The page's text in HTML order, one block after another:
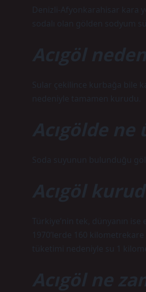
Denizli-Afyonkarahisar kara
sodalı olan gölden sodyum
Acıgöl
Sular çekilince kurbağa bile
nedeniyle tamamen kurudu.
Acıgölde
Soda suyunun bulunduğu
Acıgöl
Türkiye’nin tek, dünyanın
1970’lerde 160
tüketimi nedeniyle su 1
Acıgöl ne